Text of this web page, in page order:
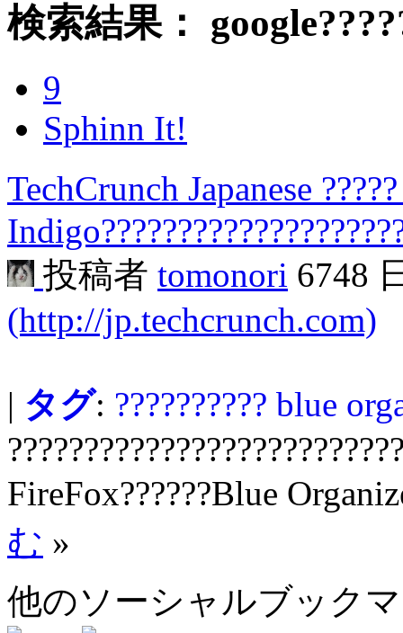
検索結果：
9
Sphinn It!
TechCrunch Japanese
投稿者 tomonori 6748
(http://jp.techcrunch.com)
| タグ: ?????????? blue
FireFox??????Blue
む »
他のソーシャルブック